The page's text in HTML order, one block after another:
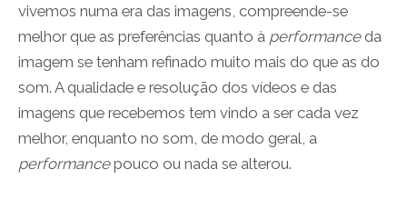
vivemos numa era das imagens, compreende-se
melhor que as preferências quanto à performanceda
imagem se tenham refinado muito mais do que as do
som. A qualidade e resolução dos vídeos e das
imagens que recebemos tem vindo a ser cada vez
melhor, enquanto no som, de modo geral, a
performancepouco ou nada se alterou.